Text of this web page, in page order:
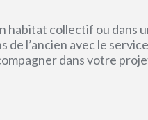
habitat collectif ou dans
de l’ancien avec le
dans votre